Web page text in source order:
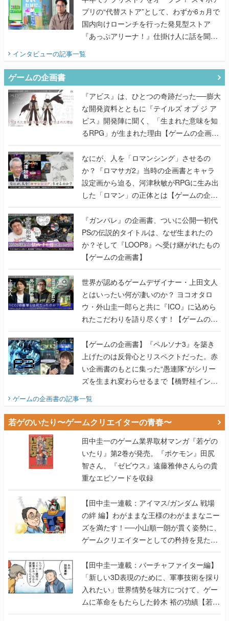
プリの“代替ストア”として、わずか6ヵ月で
国内向けローンチを行った発見型ストア
『あっぷアリーナ！』仕掛け人に話を聞い
てみた
インタビューの記事一覧
ゲームの企画書
『アビス』は、ひとつの奇跡だった──膨大
な開発資料とともに『テイルズ オブ ジ ア
ビス』開発陣に聞く、「生まれた意味を知
るRPG」が生まれた理由【ゲームの企画
書】
なにが、人を「ロマンシング」させるの
か？『ロマサガ2』当時の企画書とキャラ
設定画から迫る、河津秋敏がRPGに生み出
した「ロマン」の正体とは【ゲームの企画
書】
『ガンパレ』の企画書、ついに公開━初代
PSの伝説的タイトルは、なぜ生まれたの
か？そして『LOOP8』へ受け継がれたもの
【ゲームの企画書】
世界が認めるゲームデザイナー・上田文人
とはいったい何が凄いのか？ ヨコオタロ
ウ・外山圭一郎らと共に『ICO』に込めら
れたこだわりを語り尽くす！【ゲームの企
画書】
【ゲームの企画書】『ペルソナ3』を築き
上げたのは反骨心とリスペクトだった。赤
い企画書のもとに集った“愚連隊”がシリー
ズを生まれ変わらせるまで【橋野桂インタ
ビュー】
ゲームの企画書の記事一覧
若ゲのいたり〜ゲームクリエイターの青春〜
田中圭一のゲーム業界取材マンガ『若ゲの
いたり』第2巻が発売。『ポケモン』田尻
智さん、『ゼビウス』遠藤雅伸さんらの貴
重なエピソードを収録
【田中圭一連載：アイマス/ガンダム 戦場
の絆 編】わがままな王様のわがままなニー
ズを満たす！──小山順一朗が貫く姿勢に、
ゲームクリエイターとしての矜持を見た
【若ゲのいたり最終回】
【田中圭一連載：バーチャファイター編】
「新しい3D表現のために、軍事技術を採り
入れたい」世界情勢を味方につけて、ゲー
ムに革命をもたらした鈴木 裕の功績【若ゲ
のいたり】